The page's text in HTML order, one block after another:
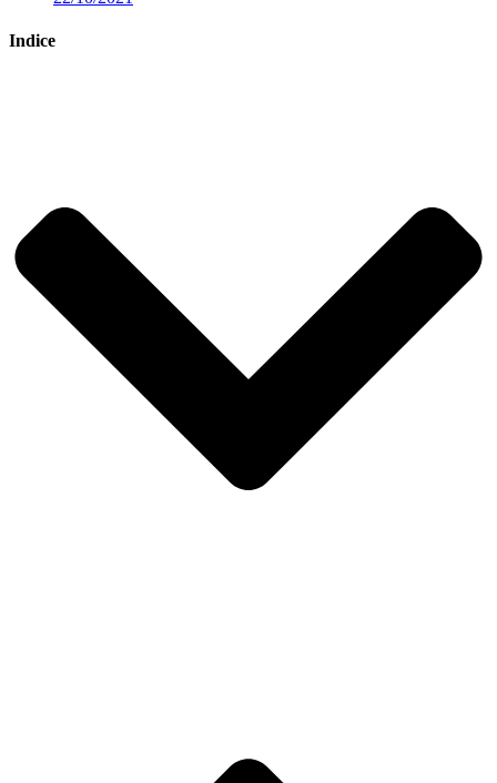
Indice